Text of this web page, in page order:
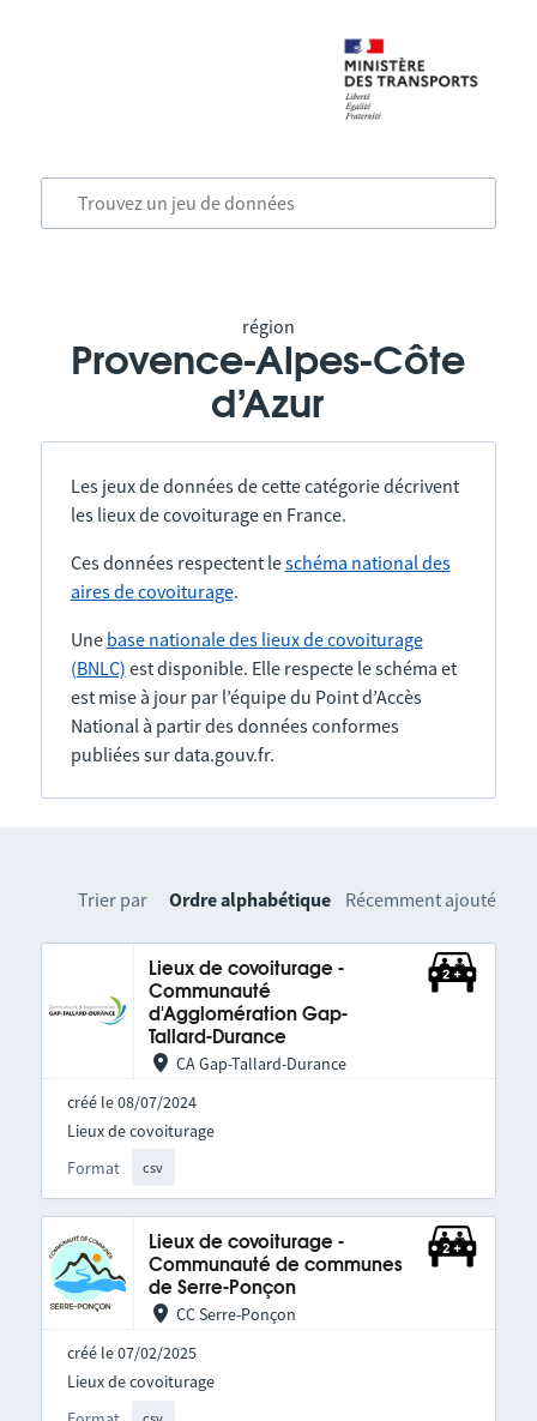
région
Provence-Alpes-Côte
d’Azur
Les jeux de données de cette catégorie décrivent
les lieux de covoiturage en France.
Ces données respectent leschéma national des
aires de covoiturage.
Une base nationale des lieux de covoiturage
(BNLC) est disponible. Elle respecte le schéma et
est mise à jour par l’équipe du Point d’Accès
National à partir des données conformes
publiées sur data.gouv.fr.
Trier par Ordre alphabétique Récemment ajouté
Lieux de covoiturage -
Communauté
d'Agglomération Gap-
Tallard-Durance
CA Gap-Tallard-Durance
créé le 08/07/2024
Format csv
Lieux de covoiturage
Lieux de covoiturage -
Communauté de communes
de Serre-Ponçon
CC Serre-Ponçon
créé le 07/02/2025
Lieux de covoiturage